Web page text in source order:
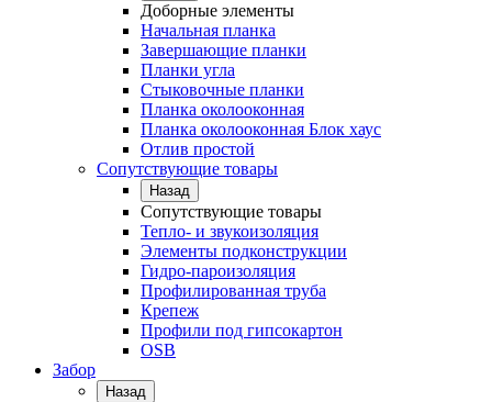
Доборные элементы
Начальная планка
Завершающие планки
Планки угла
Стыковочные планки
Планка околооконная
Планка околооконная Блок хаус
Отлив простой
Сопутствующие товары
Назад
Сопутствующие товары
Тепло- и звукоизоляция
Элементы подконструкции
Гидро-пароизоляция
Профилированная труба
Крепеж
Профили под гипсокартон
OSB
Забор
Назад